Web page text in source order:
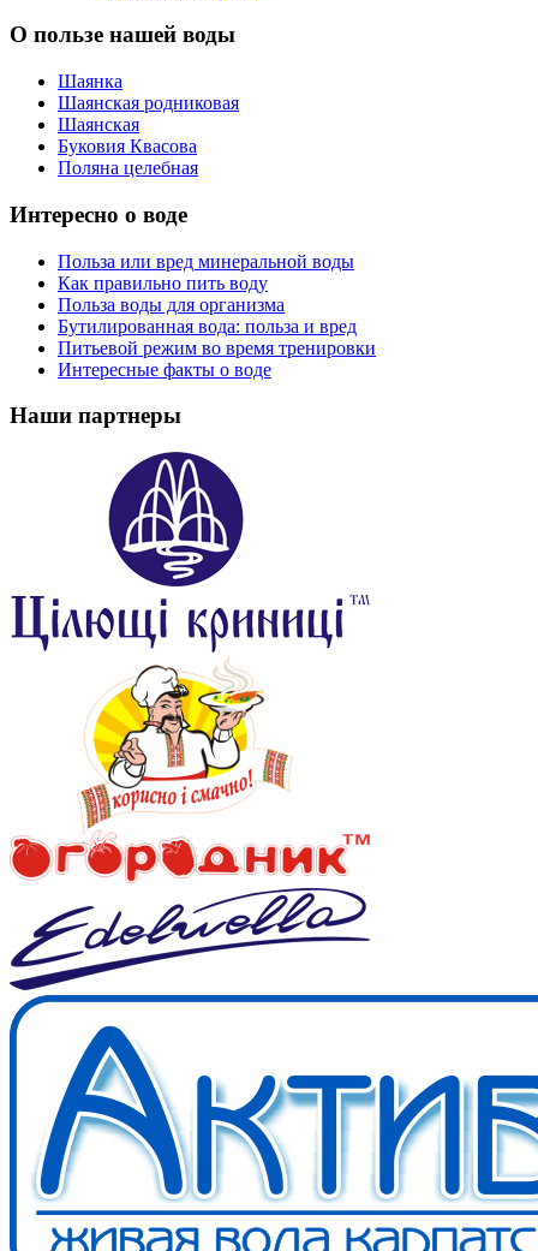
О пользе нашей воды
Шаянка
Шаянская родниковая
Шаянская
Буковия Квасова
Поляна целебная
Интересно о воде
Польза или вред минеральной воды
Как правильно пить воду
Польза воды для организма
Бутилированная вода: польза и вред
Питьевой режим во время тренировки
Интересные факты о воде
Наши партнеры